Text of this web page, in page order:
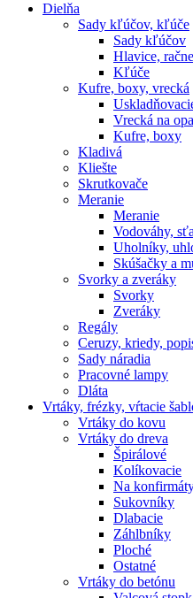
Dielňa
Sady kľúčov, kľúče
Sady kľúčov
Hlavice, račne
Kľúče
Kufre, boxy, vrecká
Vrecká na
Kufre, boxy
Kladivá
Kliešte
Skrutkovače
Meranie
Meranie
Vodováhy,
Uholníky,
Skúšačky a
Svorky a zveráky
Svorky
Zveráky
Regály
Ceruzy, kriedy,
Sady náradia
Pracovné lampy
Dláta
Vrtáky, frézky, vŕtacie
Vrtáky do kovu
Vrtáky do dreva
Špirálové
Kolíkovacie
Na
Sukovníky
Dlabacie
Záhlbníky
Ploché
Ostatné
Vrtáky do betónu